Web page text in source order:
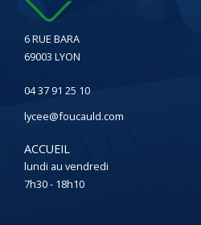
6 RUE BARA
69003 LYON
04 37 91 25 10
lycee@foucauld.com
ACCUEIL
lundi au vendredi
7h30 - 18h10